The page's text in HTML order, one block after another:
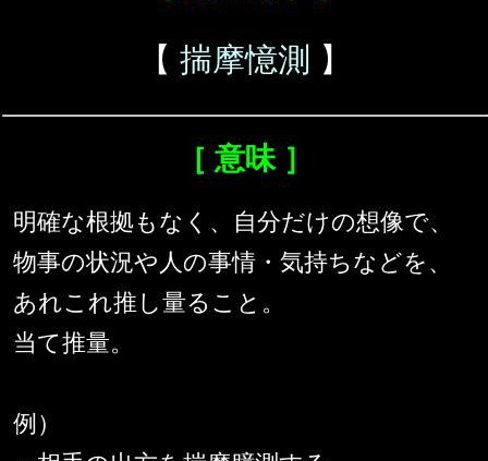
【 揣摩憶測 】
［ 意味 ］
明確な根拠もなく、自分だけの想像で、
物事の状況や人の事情・気持ちなどを、
あれこれ推し量ること。
当て推量。
例）